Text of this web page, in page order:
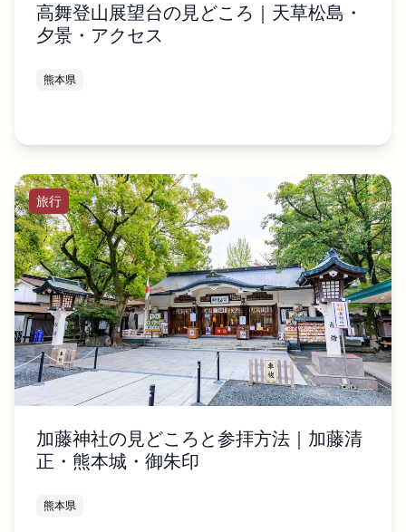
高舞登山展望台の見どころ｜天草松島・
夕景・アクセス
熊本県
旅行
加藤神社の見どころと参拝方法｜加藤清
正・熊本城・御朱印
熊本県